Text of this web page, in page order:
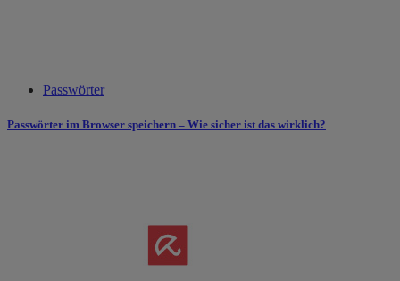
Passwörter
Passwörter im Browser speichern – Wie sicher ist das wirklich?